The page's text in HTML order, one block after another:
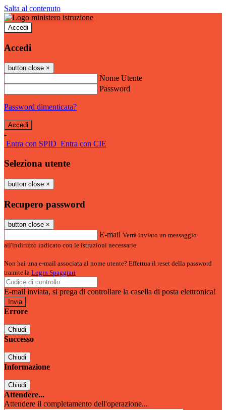
Salta al contenuto
Accedi
Accedi
button close ×
Nome Utente
Password
Password dimenticata?
-
Entra con SPID Entra con CIE
Seleziona utente
button close ×
Recupero password
button close ×
E-mail Verrà inviato un messaggio
all'indirizzo indicato con le istruzioni necessarie.
Non hai una e-mail associata al nome utente? Effettua il reset della password
tramite la Login Spaggiari
E-mail inviata, si prega di controllare la casella di posta elettronica!
Errore
Chiudi
Successo
Chiudi
Informazione
Chiudi
Attendere...
Attendere il completamento dell'operazione...